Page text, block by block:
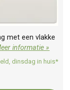
met een vlakke
informatie »
dinsdag in huis*